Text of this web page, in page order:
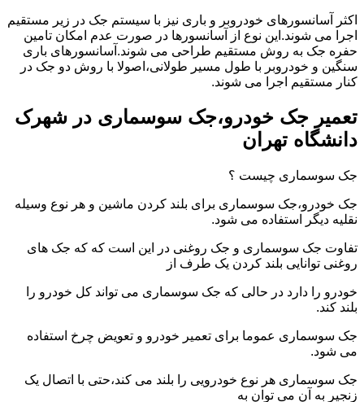
اکثر آسانسورهای خودروبر و باری نیز با سیستم جک در زیر مستقیم
اجرا می شوند.این نوع از آسانسورها در صورت عدم امکان تامین
حفره جک به روش مستقیم طراحی می شوند.آسانسورهای باری
سنگین و خودروبر با طول مسیر طولانی،اصولا با روش دو جک در
کنار مستقیم اجرا می شوند.
تعمیر جک خودرو،جک سوسماری در شهرک
دانشگاه تهران
جک سوسماری چیست ؟
جک خودرو،جک سوسماری برای بلند کردن ماشین و هر نوع وسیله
نقلیه دیگر استفاده می شود.
تفاوت جک سوسماری و جک روغنی در این است که که جک های
روغنی توانایی بلند کردن یک طرف از
خودرو را دارد در حالی که جک سوسماری می تواند کل خودرو را
بلند کند.
جک سوسماری عموما برای تعمیر خودرو و تعویض چرخ استفاده
می شود.
جک سوسماری هر نوع خودرویی را بلند می کند،حتی با اتصال یک
زنجیر به آن می توان به